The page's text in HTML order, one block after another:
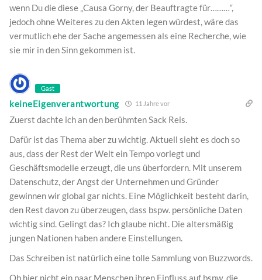
wenn Du die diese „Causa Gorny, der Beauftragte für………“,
jedoch ohne Weiteres zu den Akten legen würdest, wäre das
vermutlich ehe der Sache angemessen als eine Recherche, wie
sie mir in den Sinn gekommen ist.
Gast
keineEigenverantwortung 11 Jahre vor
Zuerst dachte ich an den berühmten Sack Reis.
Dafür ist das Thema aber zu wichtig. Aktuell sieht es doch so
aus, dass der Rest der Welt ein Tempo vorlegt und
Geschäftsmodelle erzeugt, die uns überfordern. Mit unserem
Datenschutz, der Angst der Unternehmen und Gründer
gewinnen wir global gar nichts. Eine Möglichkeit besteht darin,
den Rest davon zu überzeugen, dass bspw. persönliche Daten
wichtig sind. Gelingt das? Ich glaube nicht. Die altersmäßig
jungen Nationen haben andere Einstellungen.
Das Schreiben ist natürlich eine tolle Sammlung von Buzzwords.
Ob hier nicht ein paar Menschen ihren Einfluss auf bspw. die